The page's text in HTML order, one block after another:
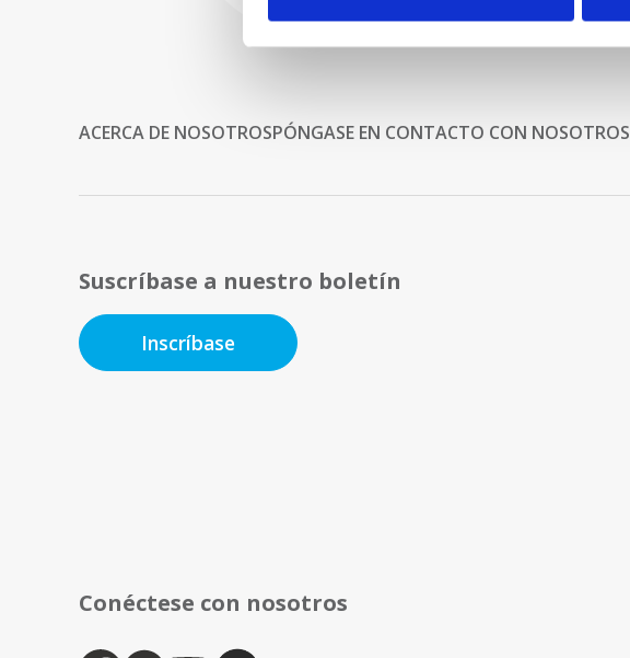
ACERCA DE NOSOTROSPÓNGASE EN CONTACTO CON NOSOTROS
Suscríbase a nuestro boletín
Inscríbase
Conéctese con nosotros